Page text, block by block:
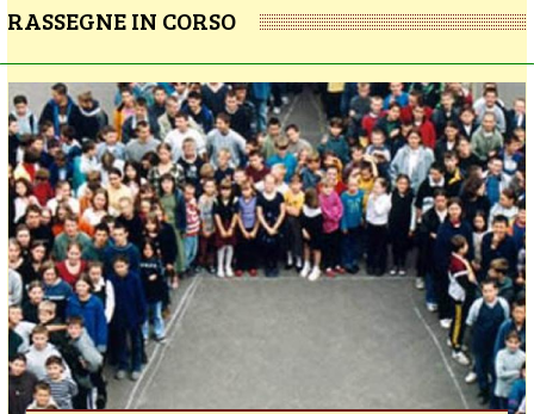
RASSEGNE IN CORSO